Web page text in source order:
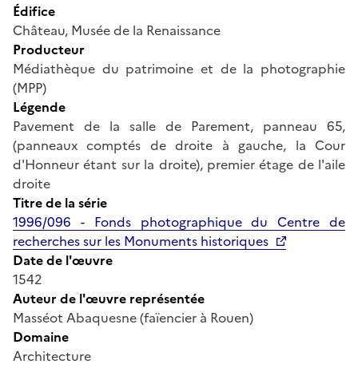
Édifice
Château, Musée de la Renaissance
Producteur
Médiathèque du patrimoine et de la photographie
(MPP)
Légende
Pavement de la salle de Parement, panneau 65,
(panneaux comptés de droite à gauche, la Cour
d'Honneur étant sur la droite), premier étage de l'aile
droite
Titre de la série
1996/096 - Fonds photographique du Centre de
recherches sur les Monuments historiques
Date de l'œuvre
1542
Auteur de l'œuvre représentée
Masséot Abaquesne (faïencier à Rouen)
Domaine
Architecture